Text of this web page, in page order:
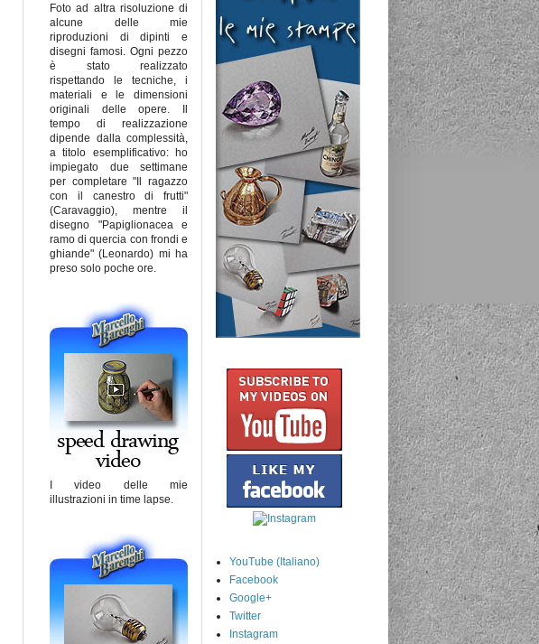
Foto ad altra risoluzione di
alcune delle mie
riproduzioni di dipinti e
disegni famosi. Ogni pezzo
è stato realizzato
rispettando le tecniche, i
materiali e le dimensioni
originali delle opere. Il
tempo di realizzazione
dipende dalla complessità,
a titolo esemplificativo: ho
impiegato due settimane
per completare "Il ragazzo
con il canestro di frutti"
(Caravaggio), mentre il
disegno "Papiglionacea e
ramo di quercia con frondi e
ghiande" (Leonardo) mi ha
preso solo poche ore.
I video delle mie
illustrazioni in time lapse.
YouTube (Italiano)
Facebook
Google+
Twitter
Instagram